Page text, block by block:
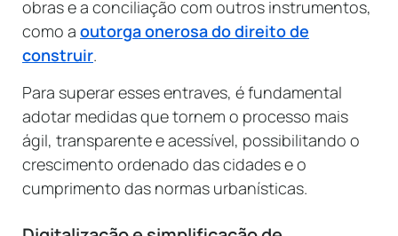
obras e a conciliação com outros instrumentos,
como a outorga onerosa do direito de
construir.
Para superar esses entraves, é fundamental
adotar medidas que tornem o processo mais
ágil, transparente e acessível, possibilitando o
crescimento ordenado das cidades e o
cumprimento das normas urbanísticas.